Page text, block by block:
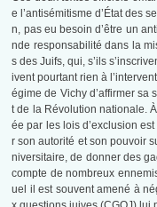
e l’antisémitisme d’État des
n, pas eu besoin d’être un
nde responsabilité dans la
s des Juifs, qui, s’ils
ivent pourtant rien à
égime de Vichy d’affirmer sa
t de la Révolution nationale.
ée par les lois d’exclusion
r son autorité et son pouvoir
niversitaire, de donner des
compte de nombreux
uel il est souvent amené à